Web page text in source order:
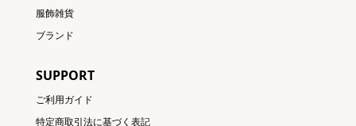
服飾雑貨
ブランド
SUPPORT
ご利用ガイド
特定商取引法に基づく表記